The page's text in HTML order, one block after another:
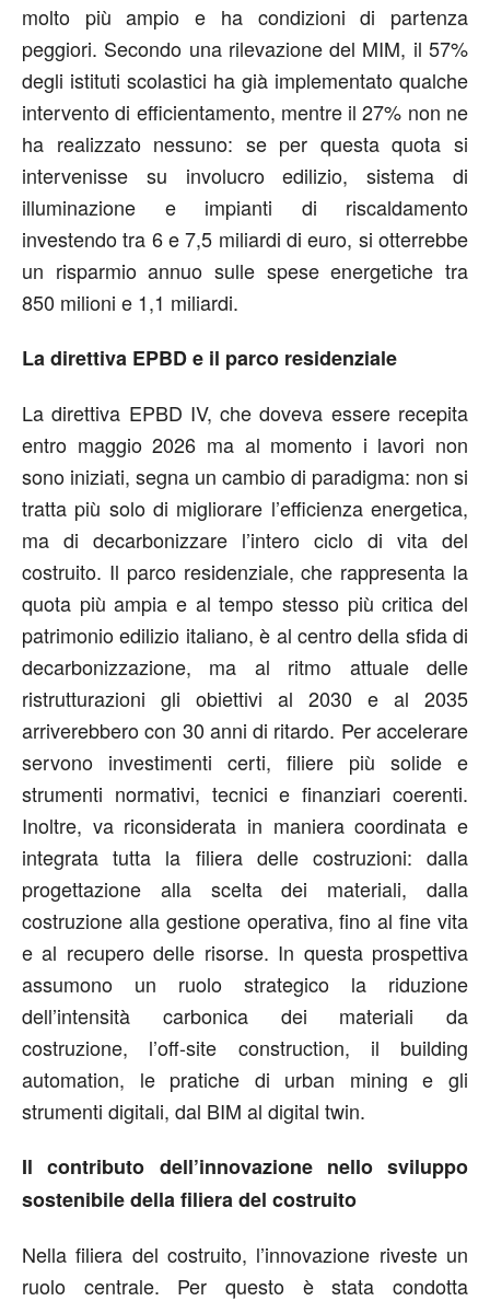
molto più ampio e ha condizioni di partenza
peggiori. Secondo una rilevazione del MIM, il 57%
degli istituti scolastici ha già implementato qualche
intervento di efficientamento, mentre il 27% non ne
ha realizzato nessuno: se per questa quota si
intervenisse su involucro edilizio, sistema di
illuminazione e impianti di riscaldamento
investendo tra 6 e 7,5 miliardi di euro, si otterrebbe
un risparmio annuo sulle spese energetiche tra
850 milioni e 1,1 miliardi.
La direttiva EPBD e il parco residenziale
La direttiva EPBD IV, che doveva essere recepita
entro maggio 2026 ma al momento i lavori non
sono iniziati, segna un cambio di paradigma: non si
tratta più solo di migliorare l’efficienza energetica,
ma di decarbonizzare l’intero ciclo di vita del
costruito. Il parco residenziale, che rappresenta la
quota più ampia e al tempo stesso più critica del
patrimonio edilizio italiano, è al centro della sfida di
decarbonizzazione, ma al ritmo attuale delle
ristrutturazioni gli obiettivi al 2030 e al 2035
arriverebbero con 30 anni di ritardo. Per accelerare
servono investimenti certi, filiere più solide e
strumenti normativi, tecnici e finanziari coerenti.
Inoltre, va riconsiderata in maniera coordinata e
integrata tutta la filiera delle costruzioni: dalla
progettazione alla scelta dei materiali, dalla
costruzione alla gestione operativa, fino al fine vita
e al recupero delle risorse. In questa prospettiva
assumono un ruolo strategico la riduzione
dell’intensità carbonica dei materiali da
costruzione, l’off-site construction, il building
automation, le pratiche di urban mining e gli
strumenti digitali, dal BIM al digital twin.
Il contributo dell’innovazione nello sviluppo
sostenibile della filiera del costruito
Nella filiera del costruito, l’innovazione riveste un
ruolo centrale. Per questo è stata condotta